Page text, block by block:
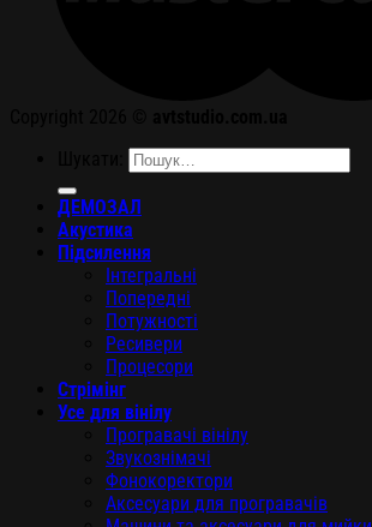
ДЕМОЗАЛ
Акустика
Підсилення
Інтегральні
Попередні
Потужності
Ресивери
Процесори
Стрімінг
Усе для вінілу
Програвачі вінілу
Звукознімачі
Фонокоректори
Аксесуари для програвачів